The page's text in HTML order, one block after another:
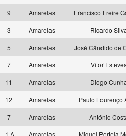
9 Amarelas
Francisco Freire
3 Amarelas
Ricardo
5 Amarelas
José Cândido de
7 Amarelas
Vitor
11 Amarelas
Diogo
12 Amarelas
Paulo Lourenço
7 Amarelas
António
1 A Amarelas
Miguel Portela